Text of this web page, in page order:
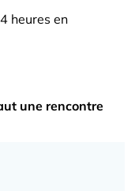
heures en
une rencontre